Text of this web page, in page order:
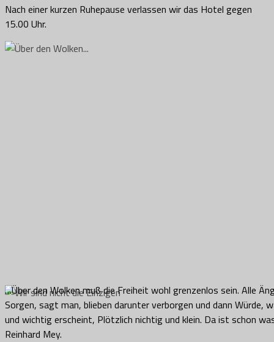
Nach einer kurzen Ruhepause verlassen wir das Hotel gegen
15.00 Uhr.
…Über den Wolken muß die Freiheit wohl grenzenlos sein. Alle
Sorgen, sagt man, blieben darunter verborgen und dann Würde,
und wichtig erscheint, Plötzlich nichtig und klein. Da ist schon
Reinhard Mey.